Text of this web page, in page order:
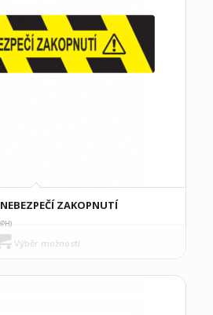
ZAKOPNUTÍ
Výběr možností